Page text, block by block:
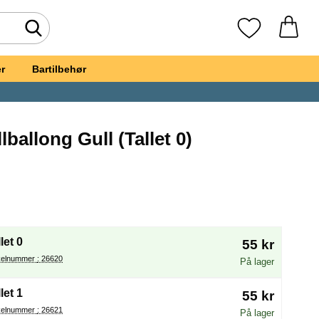
Søk Mine favoritter
Bartilbehør
Gull (Tallet 0)
en ny radioknapp vil laste inn siden på
0
Artikelnummer : 26620
55 kr
På lager
1
Artikelnummer : 26621
55 kr
På lager